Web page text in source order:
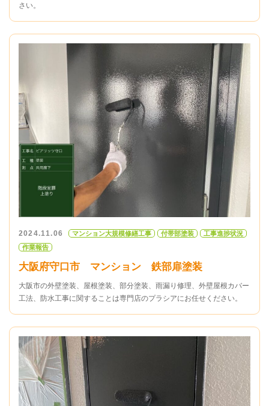
さい。
2024.11.06 マンション大規模修繕工事 付帯部塗装
工事進捗状況
作業報告
大阪府守口市 マンション 鉄部扉塗装
大阪市の外壁塗装、屋根塗装、部分塗装、雨漏り修理、外壁屋根カバー
工法、防水工事に関することは専門店のプラシアにお任せください。